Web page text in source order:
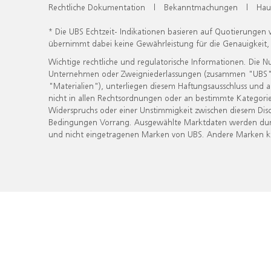
Rechtliche Dokumentation | Bekanntmachungen |
* Die UBS Echtzeit- Indikationen basieren auf
übernimmt dabei keine Gewährleistung für die
Wichtige rechtliche und regulatorische Informationen. Die
Unternehmen oder Zweigniederlassungen (zusammen
"Materialien"), unterliegen diesem Haftungsausschluss
nicht in allen Rechtsordnungen oder an bestimmte
Widerspruchs oder einer Unstimmigkeit zwischen diesem
Bedingungen Vorrang. Ausgewählte Marktdaten werden
und nicht eingetragenen Marken von UBS. Andere Marken